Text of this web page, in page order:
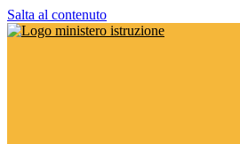
Salta al contenuto